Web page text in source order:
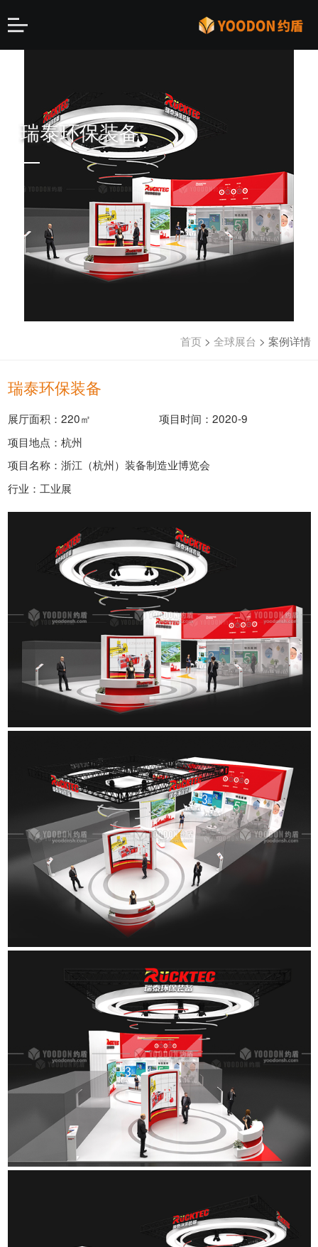
瑞泰环保装备
首页 > 全球展台 > 案例详情
瑞泰环保装备
展厅面积：220㎡
项目时间：2020-9
项目地点：杭州
项目名称：浙江（杭州）装备制造业博览会
行业：工业展